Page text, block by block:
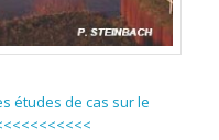
études de cas sur le